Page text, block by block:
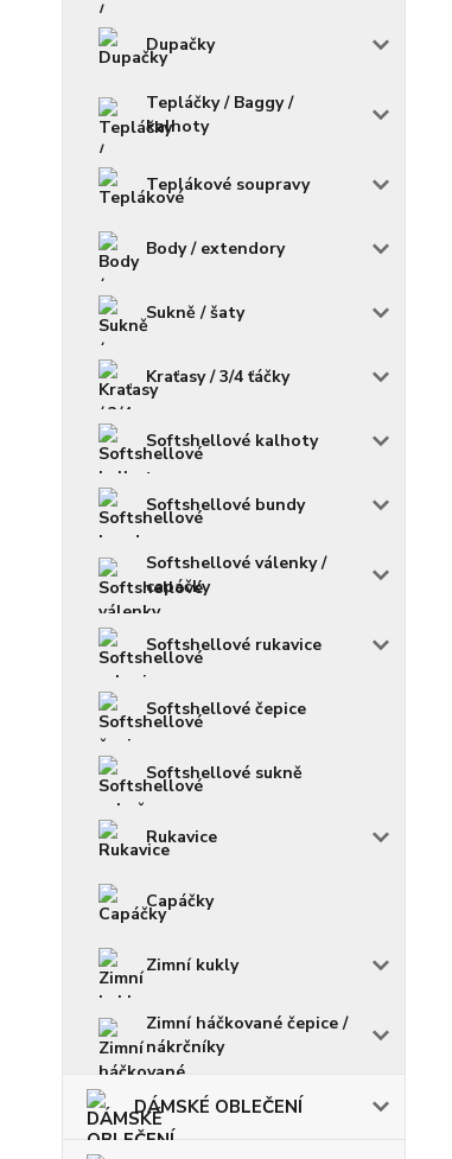
Dupačky
Tepláčky / Baggy /
kalhoty
Teplákové soupravy
Body / extendory
Sukně / šaty
Kraťasy / 3/4 ťáčky
Softshellové kalhoty
Softshellové bundy
Softshellové válenky /
capáčky
Softshellové rukavice
Softshellové čepice
Softshellové sukně
Rukavice
Capáčky
Zimní kukly
Zimní háčkované čepice /
nákrčníky
DÁMSKÉ OBLEČENÍ